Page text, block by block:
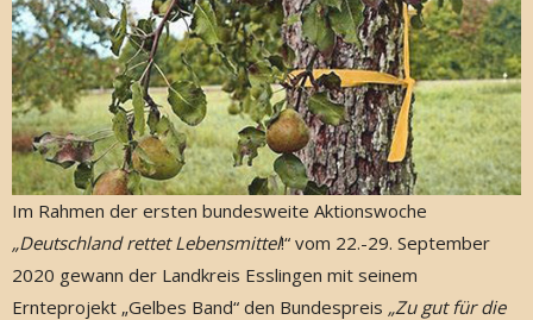
Im Rahmen der ersten bundesweite Aktionswoche
„Deutschland rettet Lebensmittel!“ vom 22.-29. September
2020 gewann der Landkreis Esslingen mit seinem
Ernteprojekt „Gelbes Band“ den Bundespreis „Zu gut für die